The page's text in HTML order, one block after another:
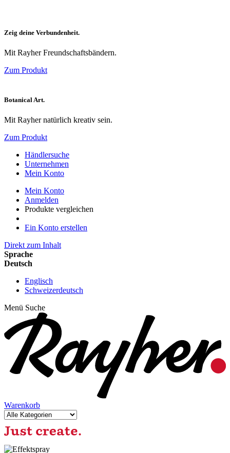
Zeig deine Verbundenheit.
Mit Rayher Freundschaftsbändern.
Zum Produkt
Botanical Art.
Mit Rayher natürlich kreativ sein.
Zum Produkt
Händlersuche
Unternehmen
Mein Konto
Mein Konto
Anmelden
Produkte vergleichen
Ein Konto erstellen
Direkt zum Inhalt
Sprache
Deutsch
Englisch
Schweizerdeutsch
Menü Suche
Warenkorb